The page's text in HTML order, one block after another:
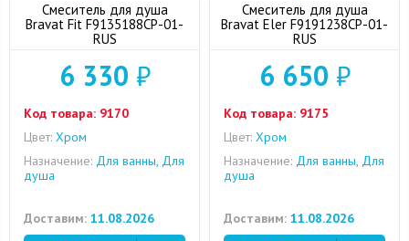
Смеситель для душа
Bravat Fit F9135188CP-01-
RUS
6 330 ₽
Код товара: 9170
Цвет: Хром
Назначение: Для ванны, Для
душа
Доставим: 11.08.2026
Смеситель для душа
Bravat Eler F9191238CP-01-
RUS
6 650 ₽
Код товара: 9175
Цвет: Хром
Назначение: Для ванны, Для
душа
Доставим: 11.08.2026